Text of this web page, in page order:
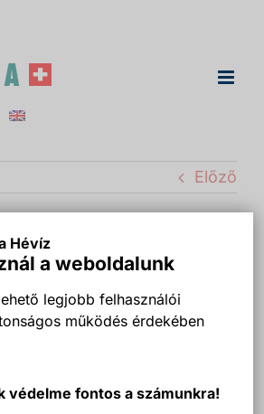
Hévíz
a weboldalunk
legjobb felhasználói
működés érdekében
védelme fontos a számunkra!
Előző